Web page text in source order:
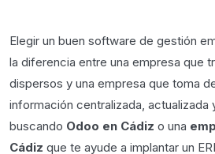
Elegir un buen software de gestión
la diferencia entre una empresa que
dispersos y una empresa que toma
información centralizada, actualizada
buscando Odoo en Cádiz o una
Cádiz que te ayude a implantar un